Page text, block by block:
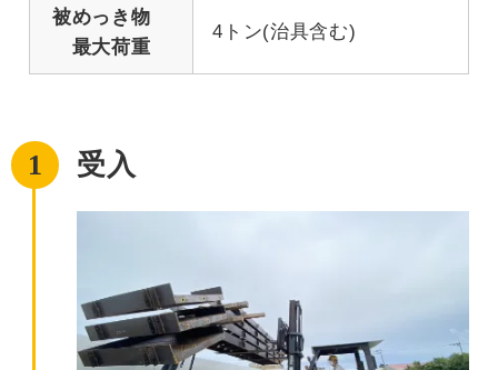
被めっき物
最大荷重
4トン(治具含む)
1 受入